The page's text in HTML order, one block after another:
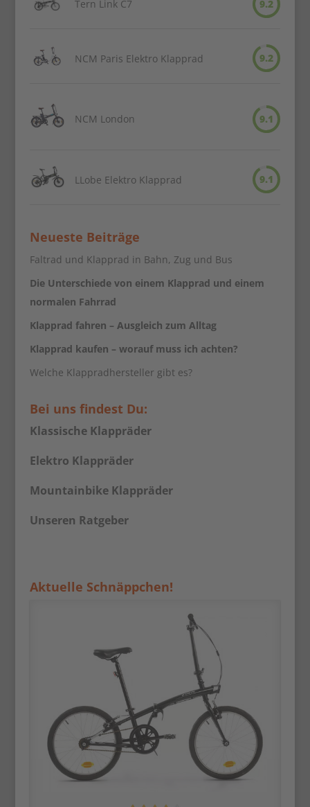
Tern Link C7 9.2
NCM Paris Elektro Klapprad 9.2
NCM London 9.1
LLobe Elektro Klapprad 9.1
Neueste Beiträge
Faltrad und Klapprad in Bahn, Zug und Bus
Die Unterschiede von einem Klapprad und einem
normalen Fahrrad
Klapprad fahren – Ausgleich zum Alltag
Klapprad kaufen – worauf muss ich achten?
Welche Klappradhersteller gibt es?
Bei uns findest Du:
Klassische Klappräder
Elektro Klappräder
Mountainbike Klappräder
Unseren Ratgeber
Aktuelle Schnäppchen!